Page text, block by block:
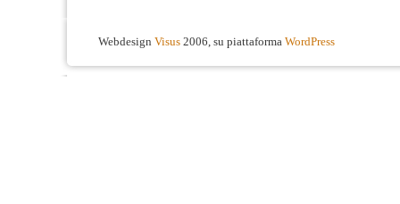
Webdesign Visus 2006, su piattaforma WordPress